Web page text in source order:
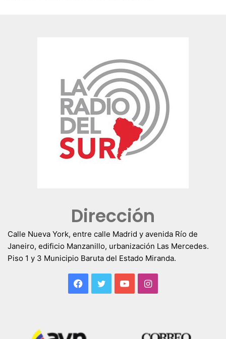
Dirección
Calle Nueva York, entre calle Madrid y avenida Río de
Janeiro, edificio Manzanillo, urbanización Las Mercedes.
Piso 1 y 3 Municipio Baruta del Estado Miranda.
Facebook
TwitterYouTubeInstagram